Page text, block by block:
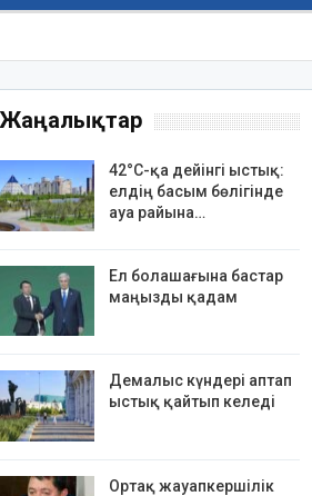
Жаңалықтар
42°C-қа дейінгі ыстық:
елдің басым бөлігінде
ауа райына…
Ел болашағына бастар
маңызды қадам
Демалыс күндері аптап
ыстық қайтып келеді
Ортақ жауапкершілік